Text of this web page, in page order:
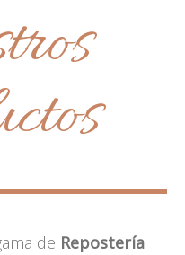
de Repostería